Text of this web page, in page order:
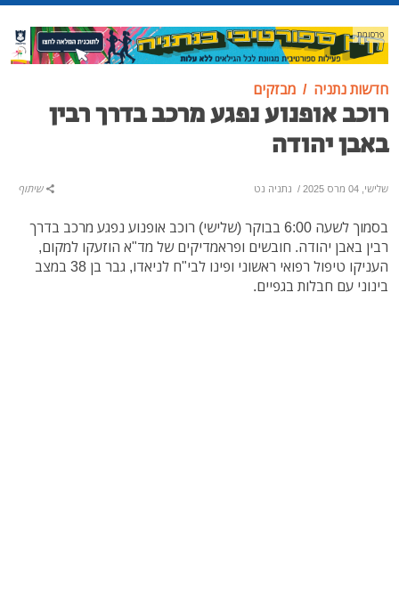
פרסומת
חדשות נתניה מבזקים
רוכב אופנוע נפגע מרכב בדרך רבין
באבן יהודה
שלישי, 04 מרס 2025 / נתניה נט שיתוף
בסמוך לשעה 6:00 בבוקר (שלישי) רוכב אופנוע נפגע מרכב בדרך
רבין באבן יהודה. חובשים ופראמדיקים של מד"א הוזעקו למקום,
העניקו טיפול רפואי ראשוני ופינו לבי"ח לניאדו, גבר בן 38 במצב
בינוני עם חבלות בגפיים.